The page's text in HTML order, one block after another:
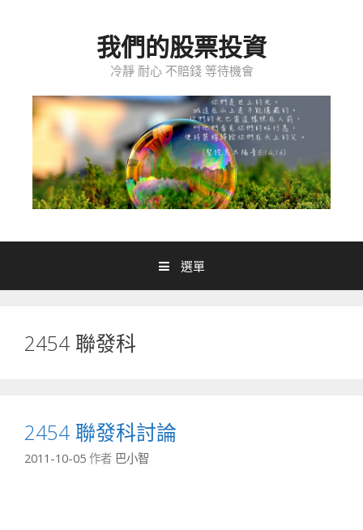
我們的股票投資
冷靜 耐心 不賠錢 等待機會
選單
2454 聯發科
2454 聯發科討論
2011-10-05 作者 巴小智